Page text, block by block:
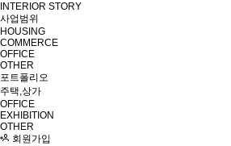
INTERIOR STORY
사업범위
HOUSING
COMMERCE
OFFICE
OTHER
포트폴리오
주택,상가
OFFICE
EXHIBITION
OTHER
회원가입